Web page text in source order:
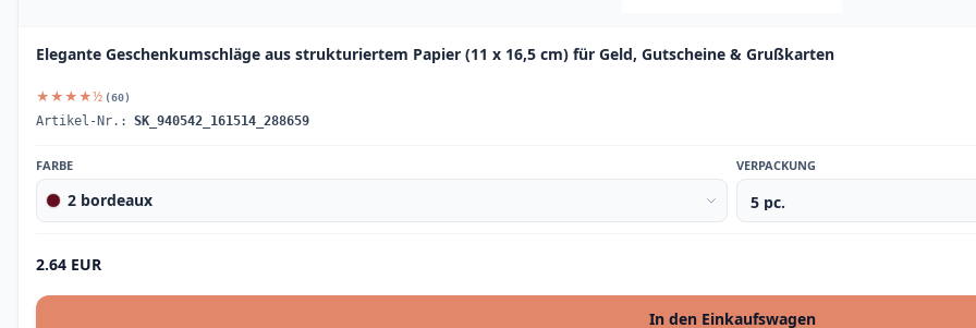
Elegante Geschenkumschläge aus strukturiertem Papier (11 x 16,5 cm) für Geld, Gutscheine & Grußkarten
★★★★½ (60)
Artikel-Nr.: SK_940542_161514_288659
FARBE
2 bordeaux
VERPACKUNG
2.64 EUR
In den Einkaufswagen